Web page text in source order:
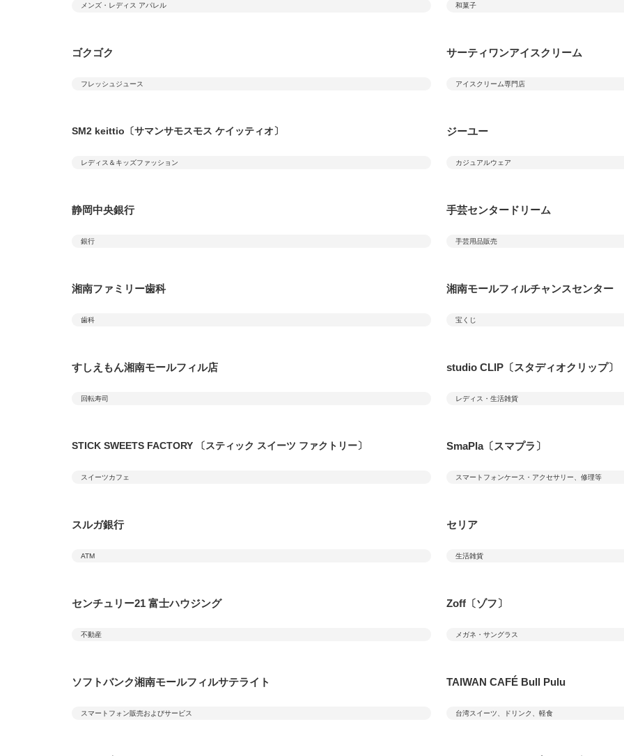
メンズ・レディス アパレル 和菓子
ゴクゴク
フレッシュジュース
サーティワンアイスクリーム
アイスクリーム専門店
SM2 keittio〔サマンサモスモス ケイッティオ〕
レディス＆キッズファッション
ジーユー
カジュアルウェア
静岡中央銀行
銀行
手芸センタードリーム
手芸用品販売
湘南ファミリー歯科
歯科
湘南モールフィルチャンスセンター
宝くじ
すしえもん湘南モールフィル店
回転寿司
studio CLIP〔スタディオクリップ〕
レディス・生活雑貨
STICK SWEETS FACTORY 〔スティック スイーツ ファクトリー〕
スイーツカフェ
SmaPla〔スマプラ〕
スマートフォンケース・アクセサリー、修理等
スルガ銀行
ATM
セリア
生活雑貨
センチュリー21 富士ハウジング
不動産
Zoff〔ゾフ〕
メガネ・サングラス
ソフトバンク湘南モールフィルサテライト
スマートフォン販売およびサービス
TAIWAN CAFÉ Bull Pulu
台湾スイーツ、ドリンク、軽食